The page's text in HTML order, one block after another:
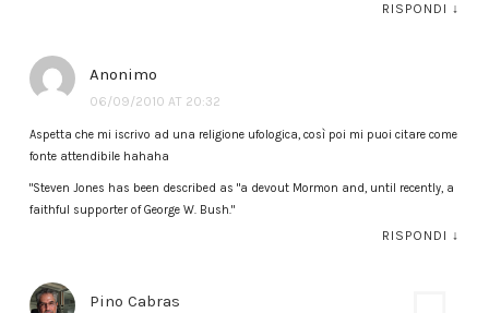
RISPONDI ↓
Anonimo
06/09/2010 AT 20:32
Aspetta che mi iscrivo ad una religione ufologica, così poi mi puoi citare come
fonte attendibile hahaha
"Steven Jones has been described as "a devout Mormon and, until recently, a
faithful supporter of George W. Bush."
RISPONDI ↓
Pino Cabras